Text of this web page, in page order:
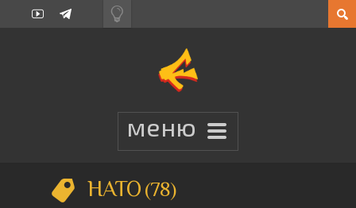
НАТО 78